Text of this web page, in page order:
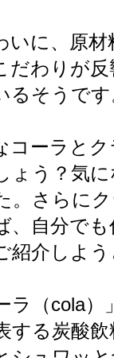
いに、原材
だわりが
るそうです
コーラと
ょう？気
。さらに
、自分で
紹介しよ
ラ（cola）
する炭酸